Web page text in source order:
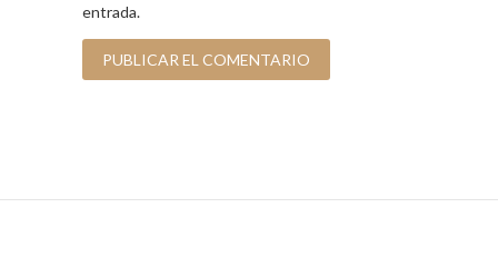
entrada.